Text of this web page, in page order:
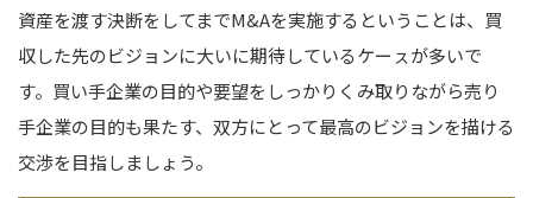
資産を渡す決断をしてまでM&Aを実施するということは、買
収した先のビジョンに大いに期待しているケーㇲが多いで
す。買い手企業の目的や要望をしっかりくみ取りながら売り
手企業の目的も果たす、双方にとって最高のビジョンを描ける
交渉を目指しましょう。